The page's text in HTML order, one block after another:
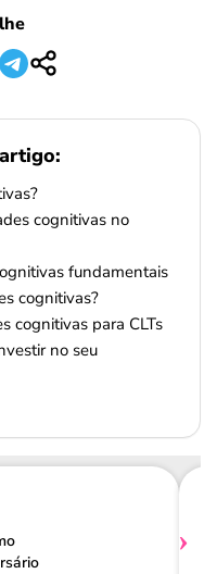
cognitivas no
fundamentais
cognitivas?
cognitivas para CLTs
no seu